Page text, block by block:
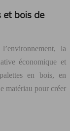
et bois de
la
économique et
en bois, en
matériau pour créer